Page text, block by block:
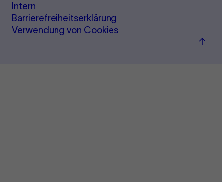
Intern
Barrierefreiheitserklärung
Verwendung von Cookies
Back